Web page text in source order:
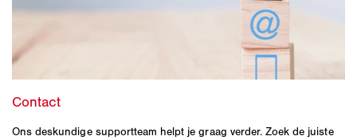
Ons deskundige supportteam helpt je graag verder. Zoek de juiste